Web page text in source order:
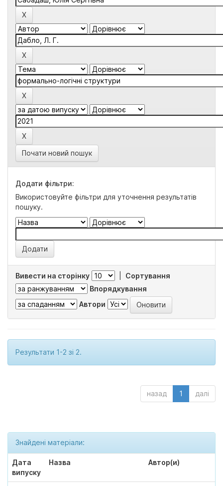
Почати новий пошук
Додати фільтри:
Використовуйте фільтри для уточнення результатів
пошуку.
Вивести на сторінку
Сортування
Впорядкування
Автори
Результати 1-2 зі 2.
назад 1 далі
Знайдені матеріали:
Дата
випуску
Назва Автор(и)